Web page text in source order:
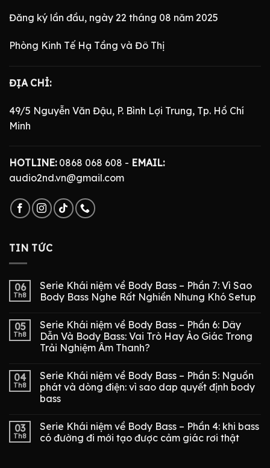
Đăng ký lần đầu, ngày 22 tháng 08 năm 2025
Phòng Kinh Tế Hạ Tầng và Đô Thị
ĐỊA CHỈ:
49/5 Nguyễn Văn Đậu, P. Bình Lợi Trung, Tp. Hồ Chí
Minh
HOTLINE:0868 068 608 - EMAIL:
audio2nd.vn@gmail.com
TIN TỨC
06
Th8
Serie Khái niệm về Body Bass – Phần 7: Vì Sao
Body Bass Nghe Rất Nghiền Nhưng Khó Setup
05
Th8
Serie Khái niệm về Body Bass – Phần 6: Dây
Dẫn Và Body Bass: Vai Trò Hay Ảo Giác Trong
Trải Nghiệm Âm Thanh?
04
Th8
Serie Khái niệm về Body Bass – Phần 5: Nguồn
phát và dòng điện: vì sao dap quyết định body
bass
03
Th8
Serie Khái niệm về Body Bass – Phần 4: khi bass
có đường đi mới tạo được cảm giác rơi thật